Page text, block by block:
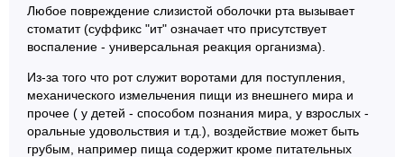
Любое повреждение слизистой оболочки рта вызывает
стоматит (суффикс "ит" означает что присутствует
воспаление - универсальная реакция организма).
Из-за того что рот служит воротами для поступления,
механического измельчения пищи из внешнего мира и
прочее ( у детей - способом познания мира, у взрослых -
оральные удовольствия и т.д.), воздействие может быть
грубым, например пища содержит кроме питательных